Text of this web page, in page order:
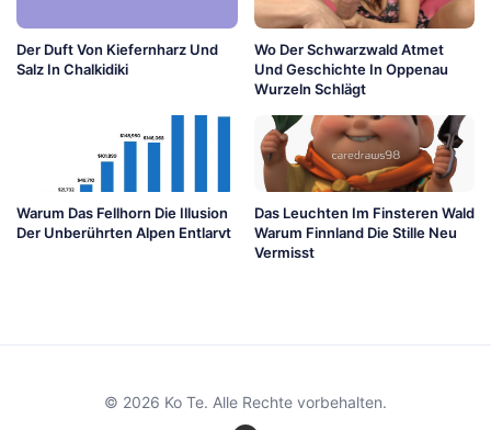
Der Duft Von Kiefernharz Und
Salz In Chalkidiki
Wo Der Schwarzwald Atmet
Und Geschichte In Oppenau
Wurzeln Schlägt
Warum Das Fellhorn Die Illusion
Der Unberührten Alpen Entlarvt
Das Leuchten Im Finsteren Wald
Warum Finnland Die Stille Neu
Vermisst
© 2026 Ko Te. Alle Rechte vorbehalten.